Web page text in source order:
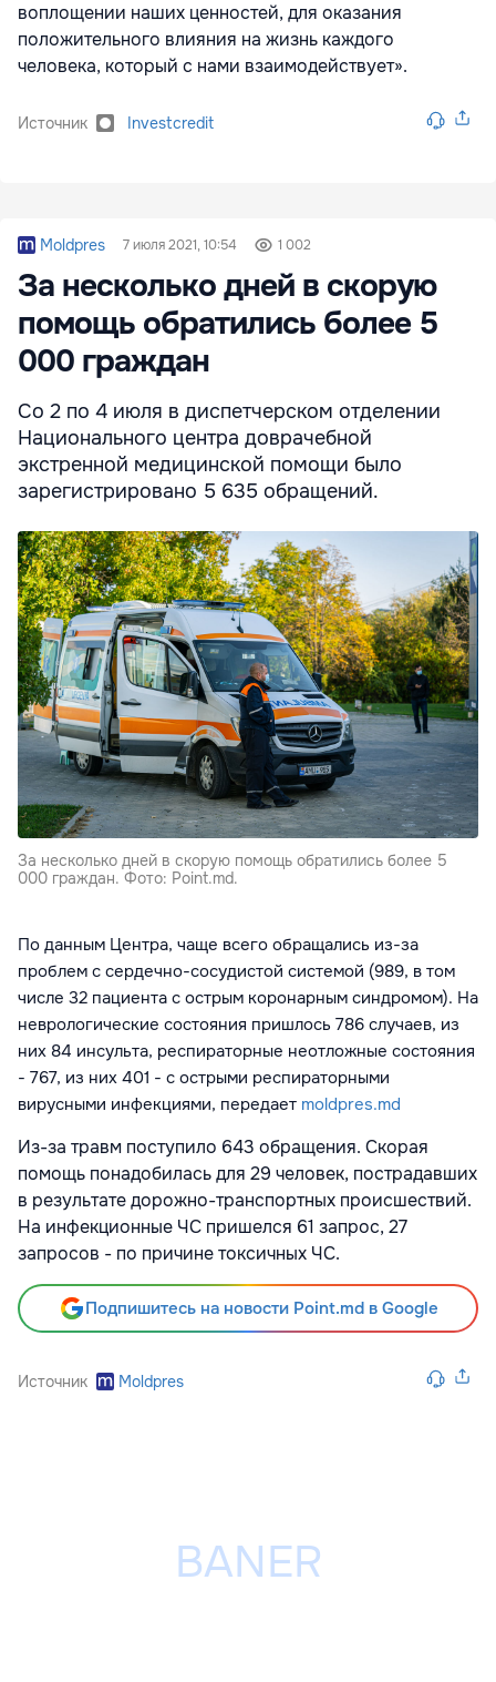
воплощении наших ценностей, для оказания
положительного влияния на жизнь каждого
человека, который с нами взаимодействует».
Источник Investcredit
Moldpres 7 июля 2021, 10:54 1 002
За несколько дней в скорую
помощь обратились более 5
000 граждан
Со 2 по 4 июля в диспетчерском отделении
Национального центра доврачебной
экстренной медицинской помощи было
зарегистрировано 5 635 обращений.
За несколько дней в скорую помощь обратились более 5
000 граждан. Фото: Point.md.
По данным Центра, чаще всего обращались из-за
проблем с сердечно-сосудистой системой (989, в том
числе 32 пациента с острым коронарным синдромом). На
неврологические состояния пришлось 786 случаев, из
них 84 инсульта, респираторные неотложные состояния
- 767, из них 401 - с острыми респираторными
вирусными инфекциями, передает moldpres.md
Из-за травм поступило 643 обращения. Скорая
помощь понадобилась для 29 человек, пострадавших
в результате дорожно-транспортных происшествий.
На инфекционные ЧС пришелся 61 запрос, 27
запросов - по причине токсичных ЧС.
Подпишитесь на новости Point.md в Google
Источник Moldpres